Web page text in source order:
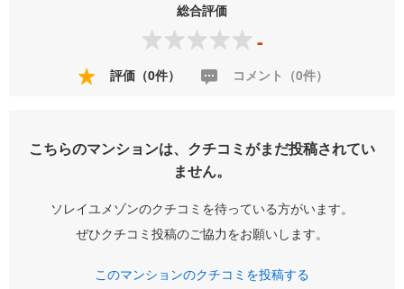
総合評価
-
評価（0件） コメント（0件）
こちらのマンションは、クチコミがまだ投稿されてい
ません。
ソレイユメゾンのクチコミを待っている方がいます。
ぜひクチコミ投稿のご協力をお願いします。
このマンションのクチコミを投稿する